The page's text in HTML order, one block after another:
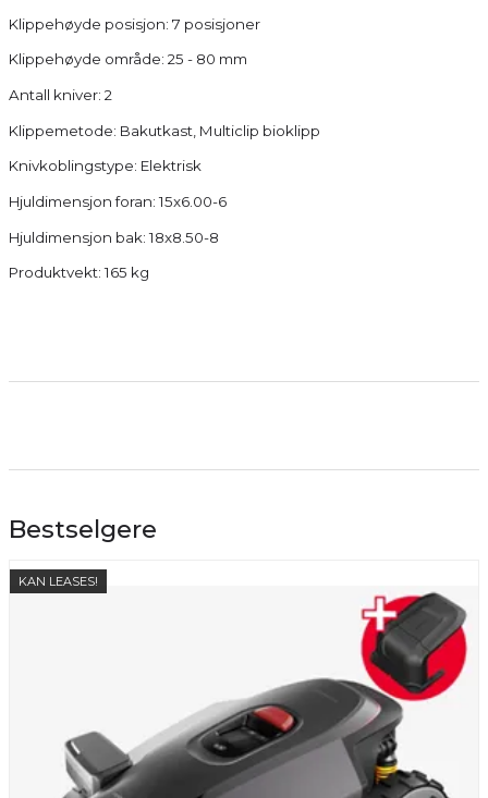
Klippehøyde posisjon: 7 posisjoner
Klippehøyde område: 25 - 80 mm
Antall kniver: 2
Klippemetode: Bakutkast, Multiclip bioklipp
Knivkoblingstype: Elektrisk
Hjuldimensjon foran: 15x6.00-6
Hjuldimensjon bak: 18x8.50-8
Produktvekt: 165 kg
Bestselgere
KAN LEASES!